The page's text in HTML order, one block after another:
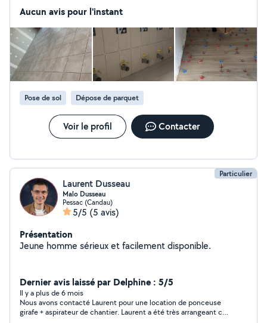
Aucun avis pour l'instant
Pose de sol Dépose de parquet
Voir le profil Contacter
Particulier
Laurent Dusseau
Malo Dusseau
Pessac (Candau)
5/5 (5 avis)
Présentation
Jeune homme sérieux et facilement disponible.
Dernier avis laissé par Delphine : 5/5
Il y a plus de 6 mois
Nous avons contacté Laurent pour une location de ponceuse
girafe + aspirateur de chantier. Laurent a été très arrangeant ce